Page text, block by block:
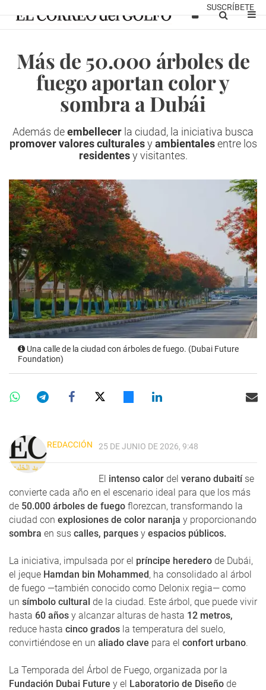
SUSCRÍBETE
Más de 50.000 árboles de
fuego aportan color y
sombra a Dubái
Además deembellecer la ciudad, la iniciativa busca
promover valores culturalesyambientalesentre los
residentesy visitantes.
Una calle de la ciudad con árboles de fuego. (Dubai Future
Foundation)
REDACCIÓN 25 DE JUNIO DE 2026, 9:48
El intenso calor del verano dubaitíse
convierte cada año en el escenario ideal para que los más
de 50.000 árboles de fuego florezcan, transformando la
ciudad con explosiones de color naranja y proporcionando
sombra en sus calles, parques y espacios públicos.
La iniciativa, impulsada por el príncipe heredero de Dubái,
el jeque Hamdan bin Mohammed, ha consolidado al árbol
de fuego —también conocido como Delonix regia— como
un símbolo cultural de la ciudad. Este árbol, que puede vivir
hasta 60 años y alcanzar alturas de hasta 12 metros,
reduce hasta cinco grados la temperatura del suelo,
convirtiéndose en un aliado clave para el confort urbano.
La Temporada del Árbol de Fuego, organizada por la
Fundación Dubai Future y el Laboratorio de Diseño de